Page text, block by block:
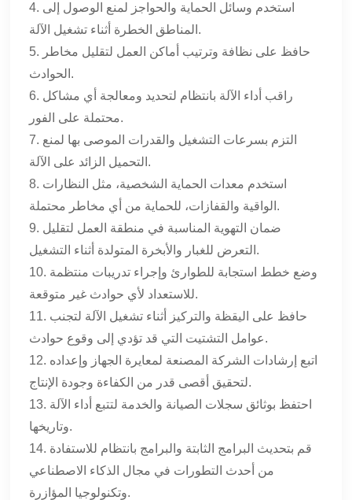
4. استخدم وسائل الحماية والحواجز لمنع الوصول إلى
المناطق الخطرة أثناء تشغيل الآلة.
5. حافظ على نظافة وترتيب أماكن العمل لتقليل مخاطر
الحوادث.
6. راقب أداء الآلة بانتظام لتحديد ومعالجة أي مشاكل
محتملة على الفور.
7. التزم بسرعات التشغيل والقدرات الموصى بها لمنع
التحميل الزائد على الآلة.
8. استخدم معدات الحماية الشخصية، مثل النظارات
الواقية والقفازات، للحماية من أي مخاطر محتملة.
9. ضمان التهوية المناسبة في منطقة العمل لتقليل
التعرض للغبار والأبخرة المتولدة أثناء التشغيل.
10. وضع خطط استجابة للطوارئ وإجراء تدريبات منتظمة
للاستعداد لأي حوادث غير متوقعة.
11. حافظ على اليقظة والتركيز أثناء تشغيل الآلة لتجنب
عوامل التشتيت التي قد تؤدي إلى وقوع حوادث.
12. اتبع إرشادات الشركة المصنعة لمعايرة الجهاز وإعداده
لتحقيق أقصى قدر من الكفاءة وجودة الإنتاج.
13. احتفظ بوثائق سجلات الصيانة والخدمة لتتبع أداء الآلة
وتاريخها.
14. قم بتحديث البرامج الثابتة والبرامج بانتظام للاستفادة
من أحدث التطورات في مجال الذكاء الاصطناعي
وتكنولوجيا المؤازرة.